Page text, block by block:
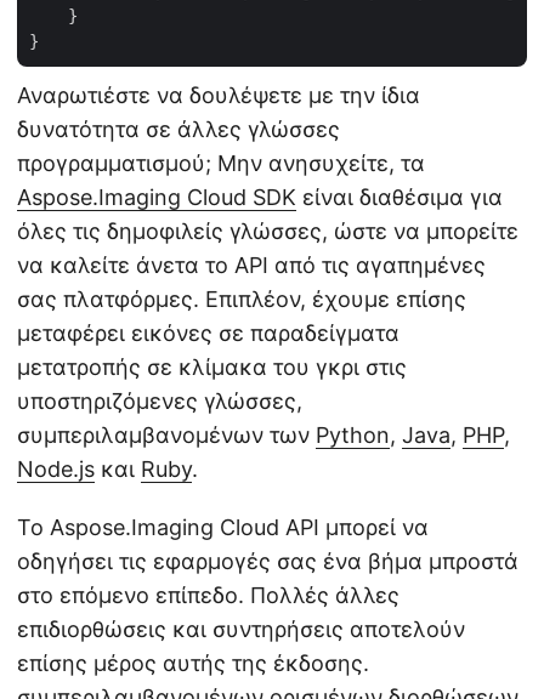
    }
Αναρωτιέστε να δουλέψετε με την ίδια
δυνατότητα σε άλλες γλώσσες
προγραμματισμού; Μην ανησυχείτε, τα
Aspose.Imaging Cloud SDK είναι διαθέσιμα για
όλες τις δημοφιλείς γλώσσες, ώστε να μπορείτε
να καλείτε άνετα το API από τις αγαπημένες
σας πλατφόρμες. Επιπλέον, έχουμε επίσης
μεταφέρει εικόνες σε παραδείγματα
μετατροπής σε κλίμακα του γκρι στις
υποστηριζόμενες γλώσσες,
συμπεριλαμβανομένων των Python, Java, PHP,
Node.js και Ruby.
Το Aspose.Imaging Cloud API μπορεί να
οδηγήσει τις εφαρμογές σας ένα βήμα μπροστά
στο επόμενο επίπεδο. Πολλές άλλες
επιδιορθώσεις και συντηρήσεις αποτελούν
επίσης μέρος αυτής της έκδοσης.